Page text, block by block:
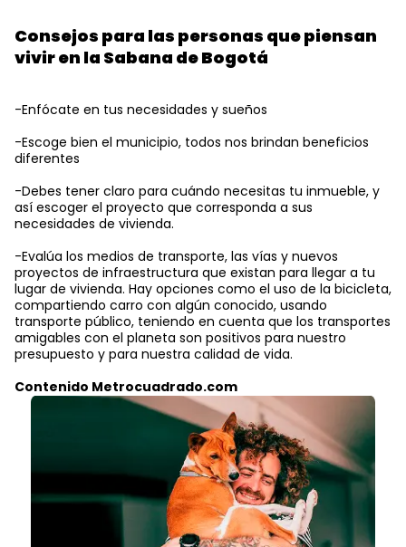
Consejos para las personas que piensan
vivir en la Sabana de Bogotá
-Enfócate en tus necesidades y sueños
-Escoge bien el municipio, todos nos brindan beneficios
diferentes
-Debes tener claro para cuándo necesitas tu inmueble, y
así escoger el proyecto que corresponda a sus
necesidades de vivienda.
-Evalúa los medios de transporte, las vías y nuevos
proyectos de infraestructura que existan para llegar a tu
lugar de vivienda. Hay opciones como el uso de la bicicleta,
compartiendo carro con algún conocido, usando
transporte público, teniendo en cuenta que los transportes
amigables con el planeta son positivos para nuestro
presupuesto y para nuestra calidad de vida.
Contenido Metrocuadrado.com